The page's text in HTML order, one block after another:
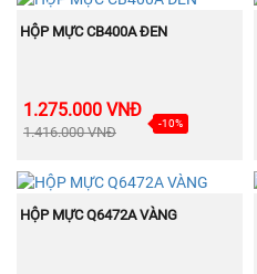
BÁN
CHẠY
MUA NGAY
HỘP MỰC CB400A ĐEN
1.275.000 VNĐ
1.416.000 VNĐ
-10%
BÁN
CHẠY
MUA NGAY
HỘP MỰC Q6472A VÀNG